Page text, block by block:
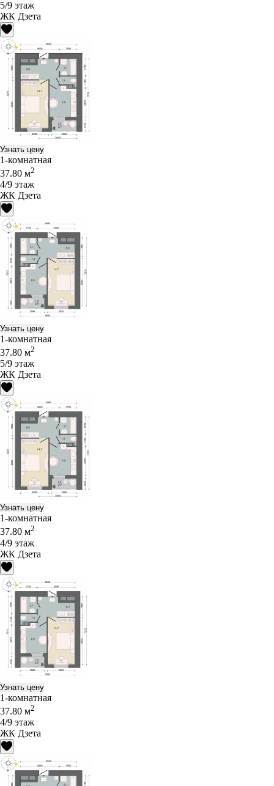
5/9 этаж
ЖК Дзета
Узнать цену
1-комнатная
37.80 м2
4/9 этаж
ЖК Дзета
Узнать цену
1-комнатная
37.80 м2
5/9 этаж
ЖК Дзета
Узнать цену
1-комнатная
37.80 м2
4/9 этаж
ЖК Дзета
Узнать цену
1-комнатная
37.80 м2
4/9 этаж
ЖК Дзета